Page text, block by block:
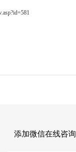
添加微信在线咨询